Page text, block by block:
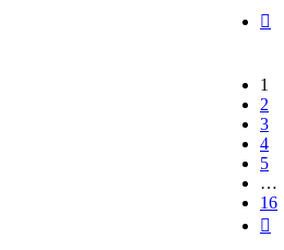
1
2
3
4
5
…
16